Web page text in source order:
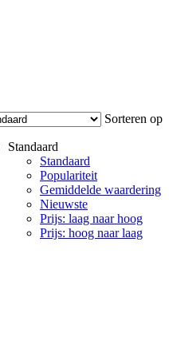
Sorteren op
Standaard
Standaard
Populariteit
Gemiddelde waardering
Nieuwste
Prijs: laag naar hoog
Prijs: hoog naar laag